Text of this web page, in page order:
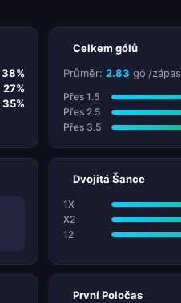
38%
27%
35%
Celkem gólů
Průměr: 2.83 gól/zápas
Přes 1.5
Přes 2.5
Přes 3.5
Dvojitá Šance
1X
X2
12
První Poločas